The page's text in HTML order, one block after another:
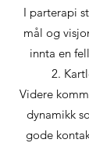
I parterapi
mål og
innta en
2.
Videre
dynamikk
gode